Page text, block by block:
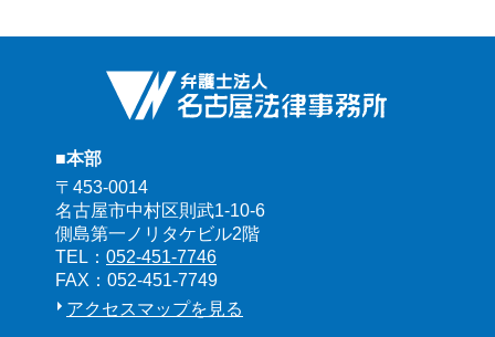
■本部
〒453-0014
名古屋市中村区則武1-10-6
側島第一ノリタケビル2階
TEL： 052-451-7746
FAX：052-451-7749
アクセスマップを見る